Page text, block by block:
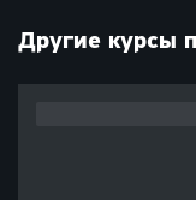
Другие курсы